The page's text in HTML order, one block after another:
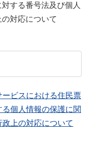
する番号法及び個人
対応について
ービスにおける住民票
個人情報の保護に関
上の対応について